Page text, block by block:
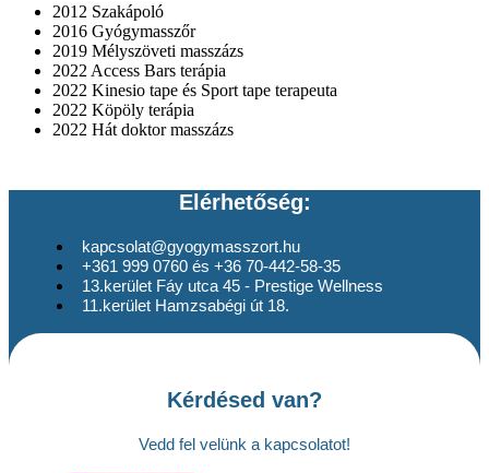
2012 Szakápoló
2016 Gyógymasszőr
2019 Mélyszöveti masszázs
2022 Access Bars terápia
2022 Kinesio tape és Sport tape terapeuta
2022 Köpöly terápia
2022 Hát doktor masszázs
Elérhetőség:
kapcsolat@gyogymasszort.hu
+361 999 0760 és +36 70-442-58-35
13.kerület Fáy utca 45 - Prestige Wellness
11.kerület Hamzsabégi út 18.
Kérdésed van?
Vedd fel velünk a kapcsolatot!